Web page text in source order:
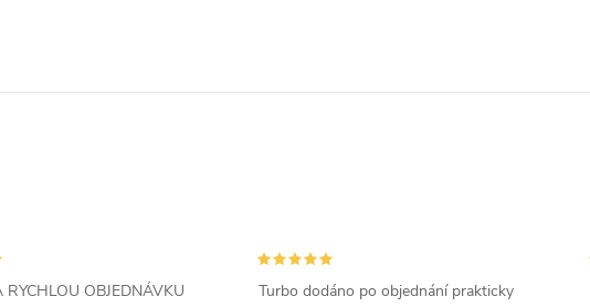
RYCHLOU OBJEDNÁVKU Turbo dodáno po objednání prakticky